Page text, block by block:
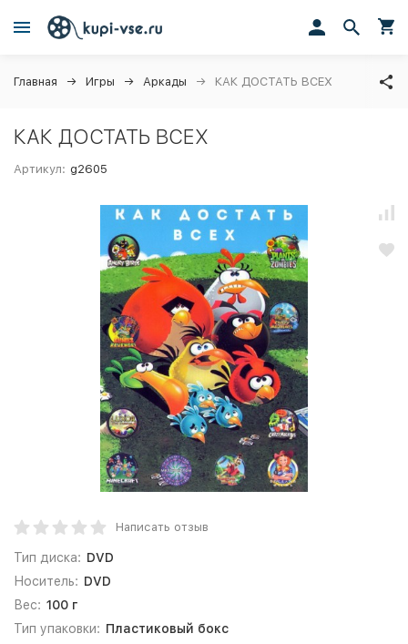
Главная Игры Аркады КАК ДОСТАТЬ ВСЕХ
КАК ДОСТАТЬ ВСЕХ
Артикул: g2605
Написать отзыв
Тип диска: DVD
Носитель: DVD
Вес: 100 г
Тип упаковки: Пластиковый бокс